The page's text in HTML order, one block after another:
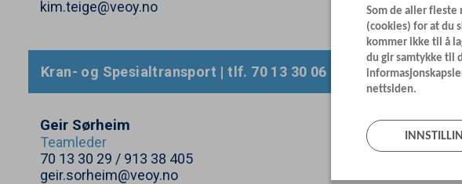
kim.teige@veoy.no
Kran- og Spesialtransport | tlf. 70 13 30 06 |
Geir Sørheim
Teamleder
70 13 30 29 / 913 38 405
geir.sorheim@veoy.no
Som de aller
(cookies) for at du
kommer ikke til å
du gir samtykke til
nettsiden.